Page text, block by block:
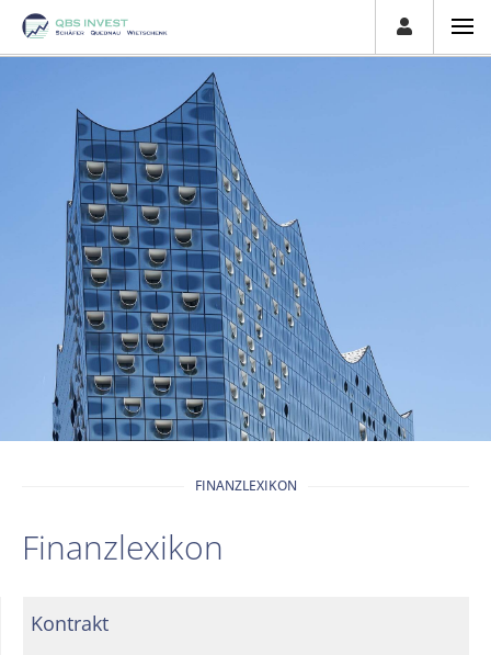
FINANZLEXIKON
Finanzlexikon
Kontrakt